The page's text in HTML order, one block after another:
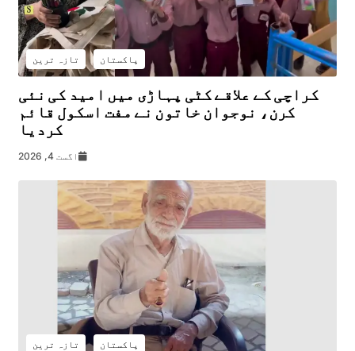
پاکستان تازہ ترین
کراچی کے علاقے کٹی پہاڑی میں امید کی نئی
کرن، نوجوان خاتون نے مفت اسکول قائم
کردیا
اگست 4, 2026
پاکستان تازہ ترین